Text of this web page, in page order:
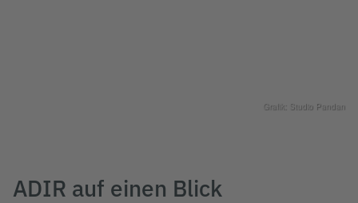
Grafik: Studio Pandan
ADIR auf einen Blick